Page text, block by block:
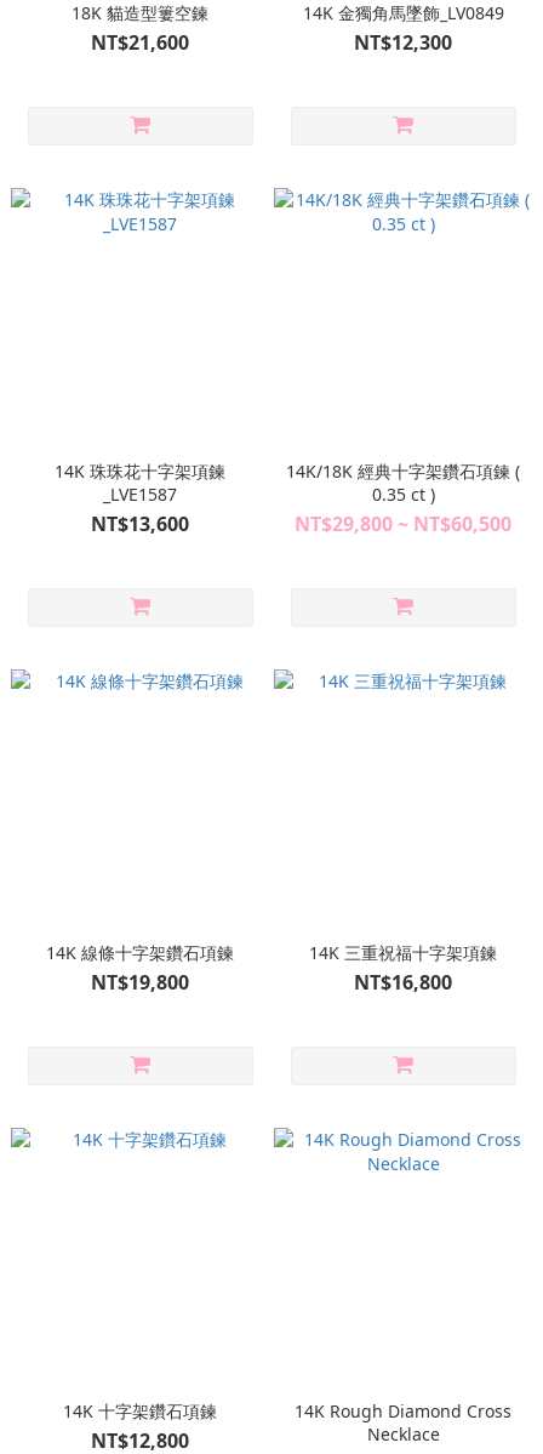
18K 貓造型簍空鍊
NT$21,600
14K 金獨角馬墜飾_LV0849
NT$12,300
14K 珠珠花十字架項鍊
_LVE1587
NT$13,600
14K/18K 經典十字架鑽石項鍊 (
0.35 ct )
NT$29,800 ~ NT$60,500
14K 線條十字架鑽石項鍊
NT$19,800
14K 三重祝福十字架項鍊
NT$16,800
14K 十字架鑽石項鍊
NT$12,800
14K Rough Diamond Cross
Necklace